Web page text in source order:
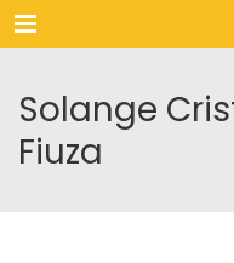
Menu
Solange
Fiuza